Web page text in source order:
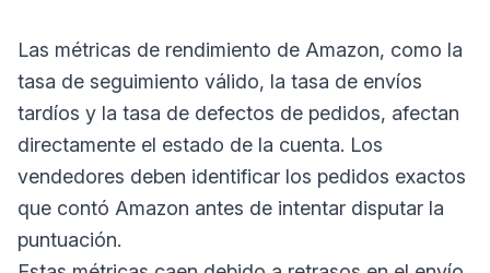
Las métricas de rendimiento de Amazon, como la
tasa de seguimiento válido, la tasa de envíos
tardíos y la tasa de defectos de pedidos, afectan
directamente el estado de la cuenta. Los
vendedores deben identificar los pedidos exactos
que contó Amazon antes de intentar disputar la
puntuación.